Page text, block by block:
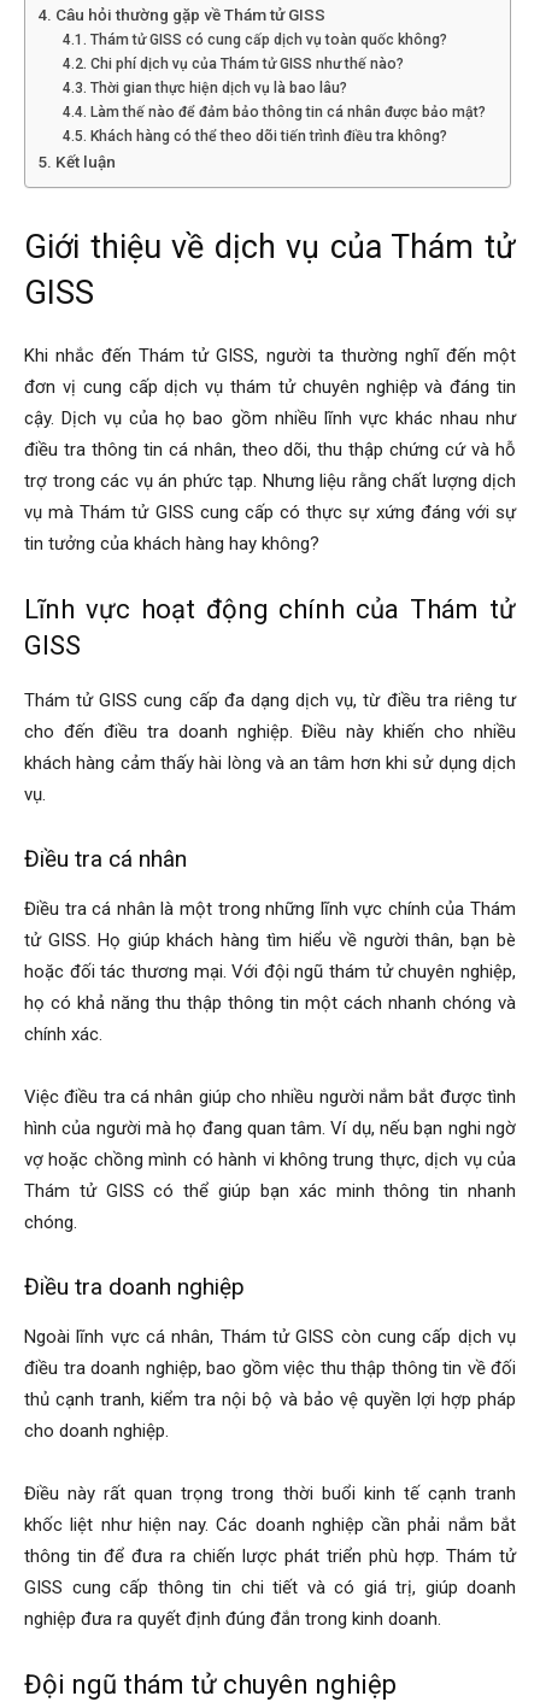
van
tham
phong,
phòng
thám
dịch
thám
Câu hỏi thường gặp về Thám tử GISS
Thám tử GISS có cung cấp dịch vụ toàn quốc không?
Chi phí dịch vụ của Thám tử GISS như thế nào?
Thời gian thực hiện dịch vụ là bao lâu?
Làm thế nào để đảm bảo thông tin cá nhân được bảo mật?
Khách hàng có thể theo dõi tiến trình điều tra không?
Kết luận
Giới thiệu về dịch vụ của Thám tử
GISS
Khi nhắc đến Thám tử GISS, người ta thường nghĩ đến một
đơn vị cung cấp dịch vụ thám tử chuyên nghiệp và đáng tin
cậy. Dịch vụ của họ bao gồm nhiều lĩnh vực khác nhau như
điều tra thông tin cá nhân, theo dõi, thu thập chứng cứ và hỗ
trợ trong các vụ án phức tạp. Nhưng liệu rằng chất lượng dịch
vụ mà Thám tử GISS cung cấp có thực sự xứng đáng với sự
tin tưởng của khách hàng hay không?
Lĩnh vực hoạt động chính của Thám tử
GISS
Thám tử GISS cung cấp đa dạng dịch vụ, từ điều tra riêng tư
cho đến điều tra doanh nghiệp. Điều này khiến cho nhiều
khách hàng cảm thấy hài lòng và an tâm hơn khi sử dụng dịch
vụ.
Điều tra cá nhân
Điều tra cá nhân là một trong những lĩnh vực chính của Thám
tử GISS. Họ giúp khách hàng tìm hiểu về người thân, bạn bè
hoặc đối tác thương mại. Với đội ngũ thám tử chuyên nghiệp,
họ có khả năng thu thập thông tin một cách nhanh chóng và
chính xác.
Việc điều tra cá nhân giúp cho nhiều người nắm bắt được tình
hình của người mà họ đang quan tâm. Ví dụ, nếu bạn nghi ngờ
vợ hoặc chồng mình có hành vi không trung thực, dịch vụ của
Thám tử GISS có thể giúp bạn xác minh thông tin nhanh
chóng.
Điều tra doanh nghiệp
Ngoài lĩnh vực cá nhân, Thám tử GISS còn cung cấp dịch vụ
điều tra doanh nghiệp, bao gồm việc thu thập thông tin về đối
thủ cạnh tranh, kiểm tra nội bộ và bảo vệ quyền lợi hợp pháp
cho doanh nghiệp.
Điều này rất quan trọng trong thời buổi kinh tế cạnh tranh
khốc liệt như hiện nay. Các doanh nghiệp cần phải nắm bắt
thông tin để đưa ra chiến lược phát triển phù hợp. Thám tử
GISS cung cấp thông tin chi tiết và có giá trị, giúp doanh
nghiệp đưa ra quyết định đúng đắn trong kinh doanh.
Đội ngũ thám tử chuyên nghiệp